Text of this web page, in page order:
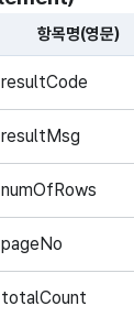
항목명(영문)
resultCode
resultMsg
numOfRows
pageNo
totalCount